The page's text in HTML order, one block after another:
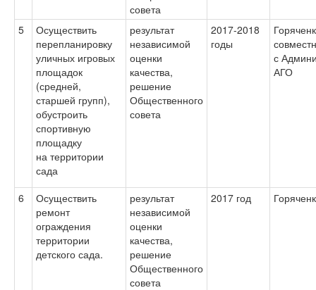
совета
5
Осуществить
перепланировку
уличных игровых
площадок
(средней,
старшей групп),
обустроить
спортивную
площадку
на территории
сада
результат
независимой
оценки
качества,
решение
Общественного
совета
2017-2018
годы
с
АГО
6
Осуществить
ремонт
ограждения
территории
детского сада.
результат
независимой
оценки
качества,
решение
Общественного
совета
2017 год